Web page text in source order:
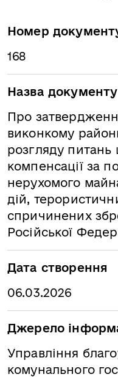
Номер
168
Назва документу
Про
виконкому
розгляду
компенсації за
нерухомого
дій,
спричинених
Російської
Дата створення
06.03.2026
Джерело
Управління
комунального